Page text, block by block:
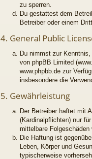
zu sperren.
Du gestattest dem
Betreiber oder einem
4. General Public
Du nimmst zur Kenntnis,
von phpBB Limited
www.phpbb.de zur
insbesondere die
5. Gewährleistung
Der Betreiber haftet mit
(Kardinalpflichten) nur
mittelbare Folgeschäden
Die Haftung ist
Leben, Körper und
typischerweise